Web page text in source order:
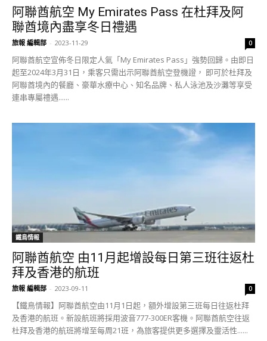
阿聯酋航空 My Emirates Pass 在杜拜及阿
聯酋境內盡享冬日禮遇
旅報 編輯部 - 2023-11-29 0
阿聯酋航空宣佈冬日限定人氣「My Emirates Pass」強勢回歸。由即日
起至2024年3月31日，乘客只需出示阿聯酋航空登機證， 即可於杜拜及
阿聯酋境內的餐廳、豪華水療中心、知名品牌、私人泳池及沙灘等享受
連串專屬禮遇......
鐵鳥情報
阿聯酋航空 由11月起增設每日第三班往返杜
拜及香港的航班
旅報 編輯部 - 2023-09-11 0
【鐵鳥情報】阿聯酋航空由11月1日起，額外增設第三班每日往返杜拜
及香港的航班。新設航班將採用波音777-300ER客機。阿聯酋航空往返
杜拜及香港的航班將增至每周21班，為旅客提供更多選擇及靈活性......